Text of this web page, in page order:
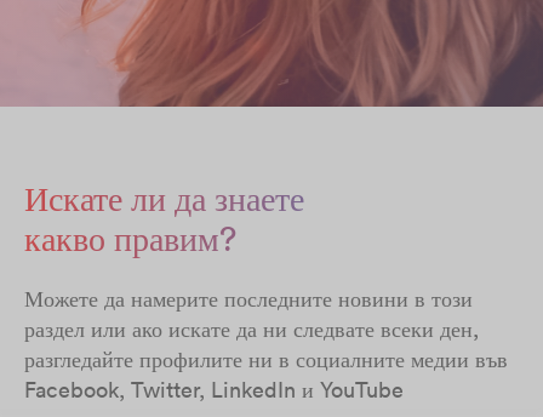
Искате ли да знаете
какво правим?
Можете да намерите последните новини в този
раздел или ако искате да ни следвате всеки ден,
разгледайте профилите ни в социалните медии във
Facebook, Twitter, LinkedIn и YouTube